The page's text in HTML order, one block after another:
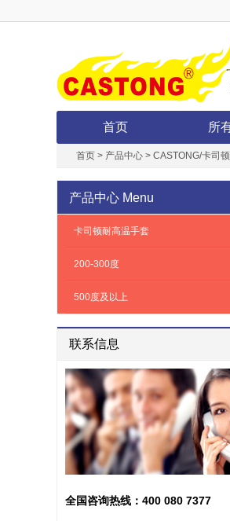
首页 所
首页 > 产品中心 > CASTONG/卡司
产品中心 Menu
卡司顿耐高温手套
200-300度
500度及以上
联系信息
全国咨询热线： 400 080 7377